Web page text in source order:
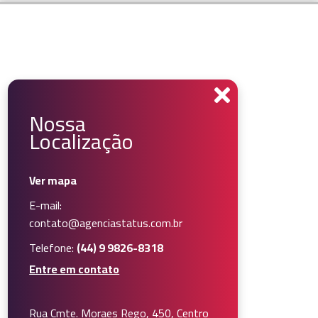
Nossa
Localização
Ver mapa
E-mail:
contato@agenciastatus.com.br
Telefone: (44) 9 9826-8318
Entre em contato
Rua Cmte. Moraes Rego, 450, Centro